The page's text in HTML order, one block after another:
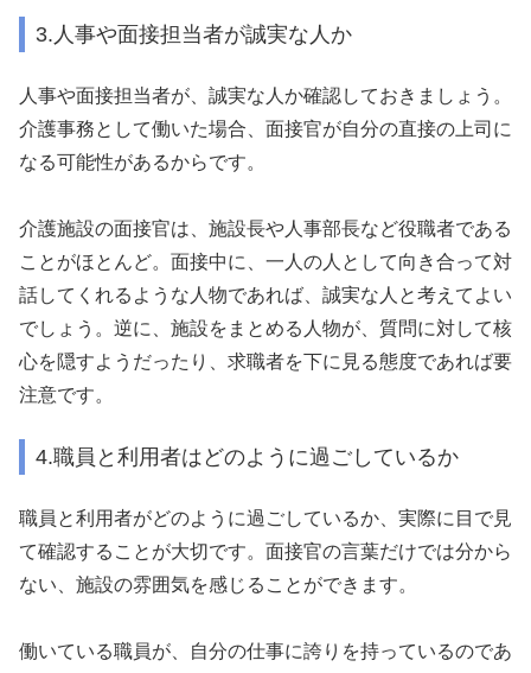
3.人事や面接担当者が誠実な人か
人事や面接担当者が、誠実な人か確認しておきましょう。
介護事務として働いた場合、面接官が自分の直接の上司に
なる可能性があるからです。
介護施設の面接官は、施設長や人事部長など役職者である
ことがほとんど。面接中に、一人の人として向き合って対
話してくれるような人物であれば、誠実な人と考えてよい
でしょう。逆に、施設をまとめる人物が、質問に対して核
心を隠すようだったり、求職者を下に見る態度であれば要
注意です。
4.職員と利用者はどのように過ごしているか
職員と利用者がどのように過ごしているか、実際に目で見
て確認することが大切です。面接官の言葉だけでは分から
ない、施設の雰囲気を感じることができます。
働いている職員が、自分の仕事に誇りを持っているのであ